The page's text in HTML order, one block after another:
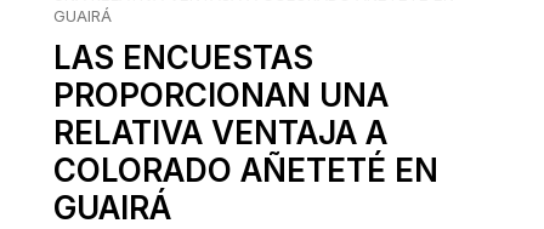
GUAIRÁ
LAS ENCUESTAS
PROPORCIONAN UNA
RELATIVA VENTAJA A
COLORADO AÑETETÉ EN
GUAIRÁ